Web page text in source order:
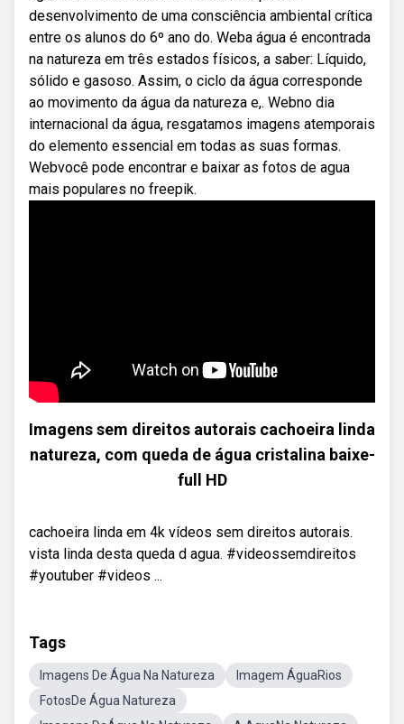
desenvolvimento de uma consciência ambiental crítica
entre os alunos do 6º ano do. Weba água é encontrada
na natureza em três estados físicos, a saber: Líquido,
sólido e gasoso. Assim, o ciclo da água corresponde
ao movimento da água da natureza e,. Webno dia
internacional da água, resgatamos imagens atemporais
do elemento essencial em todas as suas formas.
Webvocê pode encontrar e baixar as fotos de agua
mais populares no freepik.
Imagens sem direitos autorais cachoeira linda
natureza, com queda de água cristalina baixe-
full HD
cachoeira linda em 4k vídeos sem direitos autorais.
vista linda desta queda d agua. #videossemdireitos
#youtuber #videos ...
Tags
Imagens De Água Na Natureza
Imagem ÁguaRios
FotosDe Água Natureza